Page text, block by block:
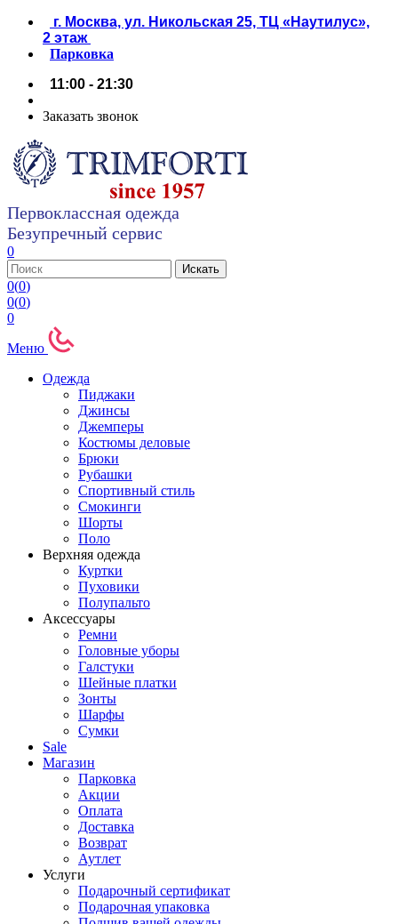
г. Москва, ул. Никольская 25, ТЦ «Наутилус»,
2 этаж
Парковка
11:00 - 21:30
Заказать звонок
Первоклассная одежда
Безупречный сервис
0
0(0)
0(0)
0
Меню
Одежда
Пиджаки
Джинсы
Джемперы
Костюмы деловые
Брюки
Рубашки
Спортивный стиль
Смокинги
Шорты
Поло
Верхняя одежда
Куртки
Пуховики
Полупальто
Аксессуары
Ремни
Головные уборы
Галстуки
Шейные платки
Зонты
Шарфы
Сумки
Sale
Магазин
Парковка
Акции
Оплата
Доставка
Возврат
Аутлет
Услуги
Подарочный сертификат
Подарочная упаковка